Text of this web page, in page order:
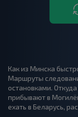
Как из Минска
Маршруты
остановками.
прибывают в
ехать в Беларусь,